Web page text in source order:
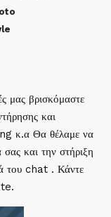
μας βρισκόμαστε
και
κ.α Θα θέλαμε να
και την στήριξη
του chat . Κάντε